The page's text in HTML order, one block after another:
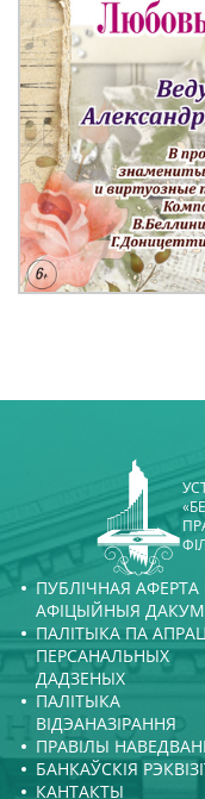
ПУБЛІЧНАЯ АФЕРТА
АФІЦЫЙНЫЯ
ПАЛІТЫКА ПА
ПЕРСАНАЛЬНЫХ
ДАДЗЕНЫХ
ПАЛІТЫКА
ВІДЭАНАЗІРАННЯ
ПРАВІЛЫ
БАНКАЎСКІЯ
КАНТАКТЫ